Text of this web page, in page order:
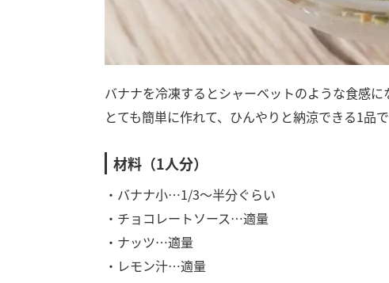
バナナを冷凍するとシャーベットのような食感に
とても簡単に作れて、ひんやりと納涼できる1品で
材料（1人分）
・バナナ小…1/3～半分ぐらい
・チョコレートソース…適量
・ナッツ…適量
・レモン汁…適量